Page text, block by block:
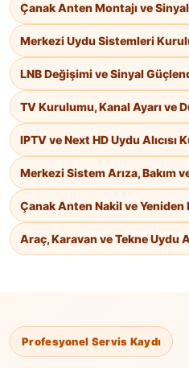
Çanak Anten Montajı ve Sinyal
Merkezi Uydu Sistemleri
LNB Değişimi ve Sinyal
TV Kurulumu, Kanal Ayarı ve
IPTV ve Next HD Uydu Alıcısı
Merkezi Sistem Arıza, Bakım
Çanak Anten Nakil ve
Araç, Karavan ve Tekne Uydu
Profesyonel Servis Kaydı